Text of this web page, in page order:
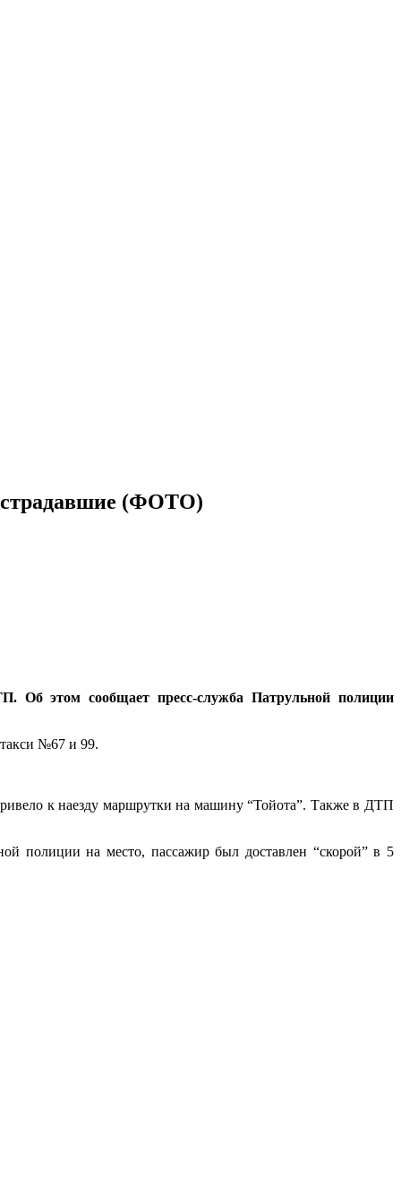
(ФОТО)
Об этом сообщает пресс-служба Патрульной полиции
№67 и 99.
к наезду маршрутки на машину “Тойота”. Также в ДТП
полиции на место, пассажир был доставлен “скорой” в 5